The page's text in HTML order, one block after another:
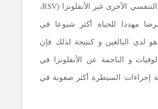
الأخرى غير الأنفلونزا (RSV،
مرضا مهددا للحياة أكثر شيوعا في
لدى البالغين و كنتيجة لذلك فإن
و الناجمة عن الأنفلونزا في
إجراءات السيطرة أكثر صعوبة في